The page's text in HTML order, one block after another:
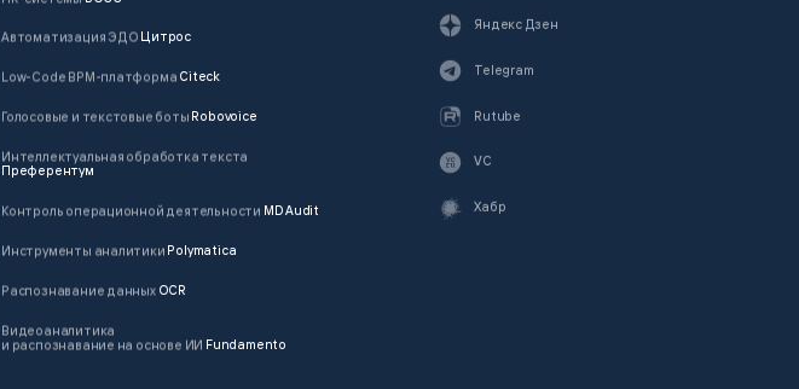
Автоматизация ЭДО Цитрос
Low-Code BPM-платформа Citeck
Голосовые и текстовые боты Robovoice
Интеллектуальная обработка текста
Преферентум
Контроль операционной деятельности MD Audit
Инструменты аналитики Polymatica
Распознавание данныхOCR
Видеоаналитика
и распознавание на основе ИИ Fundamento
Яндекс Дзен
Telegram
Rutube
VC
Хабр